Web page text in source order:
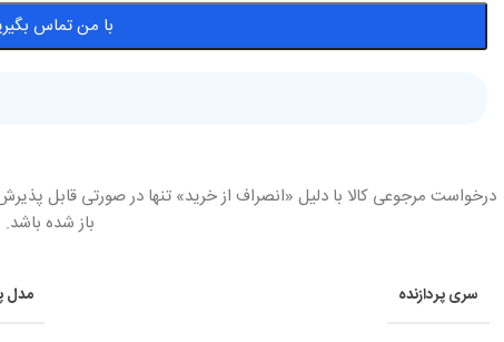
با من تماس
درخواست مرجوعی کالا با دلیل «انصراف از خرید» تنها در صورتی قابل
باز شده باشد.
سری پردازنده مدل